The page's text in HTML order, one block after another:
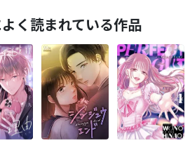
く読まれている作品